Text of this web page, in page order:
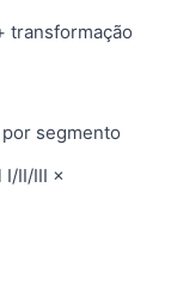
transformação
segmento
II/III ×